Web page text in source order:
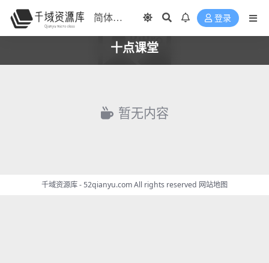
登录
十点课堂
暂无内容
千域资源库 - 52qianyu.com All rights reserved 网站地图